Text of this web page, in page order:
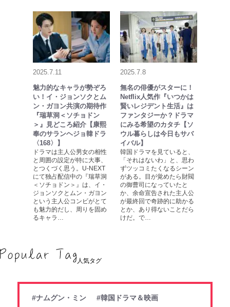
2025.7.11
魅力的なキャラが勢ぞろ
い！イ・ジョンソクとム
ン・ガヨン共演の期待作
『瑞草洞＜ソチョドン
＞』見どころ紹介【康熙
奉のサランヘジョ韓ドラ
〈168〉】
ドラマは主人公男女の相性
と周囲の設定が特に大事、
とつくづく思う。U-NEXT
にて独占配信中の『瑞草洞
＜ソチョドン＞』は、イ・
ジョンソクとムン・ガヨン
という主人公コンビがとて
も魅力的だし、周りを固め
るキャラ…
2025.7.8
無名の俳優がスターに！
Netflix人気作『いつかは
賢いレジデント生活』は
ファンタジーか？ドラマ
にみる希望のカタチ【ソ
ウル暮らしは今日もサバ
イバル】
韓国ドラマを見ていると、
「それはないわ」と、思わ
ずツッコミたくなるシーン
がある。目が覚めたら財閥
の御曹司になっていたと
か、余命宣告された主人公
が最終回で奇跡的に助かる
とか、あり得ないことだら
けだ。で…
人気タグ
#ナムグン・ミン
#韓国ドラマ＆映画